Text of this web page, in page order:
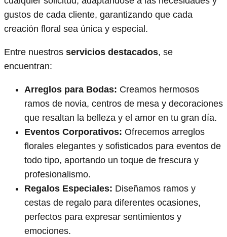
gustos de cada cliente, garantizando que cada
creación floral sea única y especial.
Entre nuestros servicios destacados, se
encuentran:
Arreglos para Bodas: Creamos hermosos
ramos de novia, centros de mesa y decoraciones
que resaltan la belleza y el amor en tu gran día.
Eventos Corporativos: Ofrecemos arreglos
florales elegantes y sofisticados para eventos de
todo tipo, aportando un toque de frescura y
profesionalismo.
Regalos Especiales: Diseñamos ramos y
cestas de regalo para diferentes ocasiones,
perfectos para expresar sentimientos y
emociones.